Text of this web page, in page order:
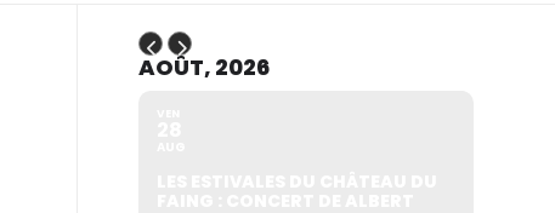
AOÛT, 2026